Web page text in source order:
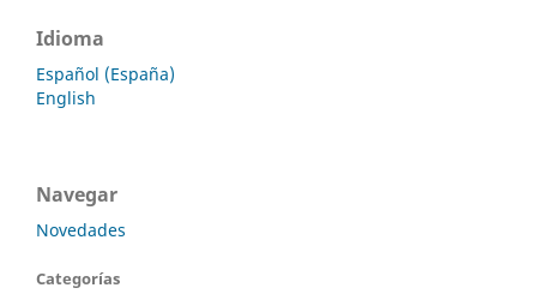
Idioma
Español (España)
English
Navegar
Novedades
Categorías